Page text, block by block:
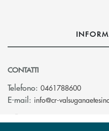
CONTATTI
Telefono: 0461788600
E-mail: info@cr-